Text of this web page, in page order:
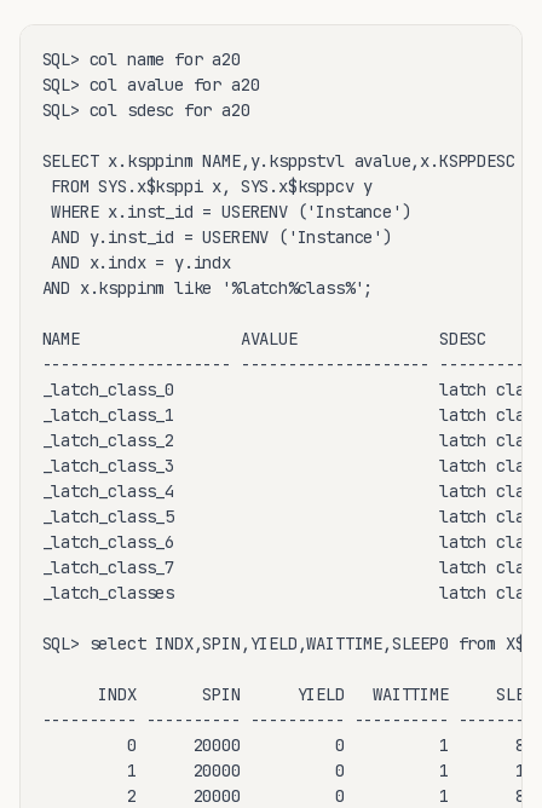
SQL> col name for a20
SQL> col avalue for a20
SQL> col sdesc for a20
SELECT x.ksppinm NAME,y.ksppstvl avalue,x.KSPPDESC
FROM SYS.x$ksppi x, SYS.x$ksppcv y
WHERE x.inst_id = USERENV ('Instance')
AND y.inst_id = USERENV ('Instance')
AND x.indx = y.indx
AND x.ksppinm like '%latch%class%';
NAME                 AVALUE               SDESC
-------------------- --------------------
_latch_class_0                            latch
_latch_class_1                            latch
_latch_class_2                            latch
_latch_class_3                            latch
_latch_class_4                            latch
_latch_class_5                            latch
_latch_class_6                            latch
_latch_class_7                            latch
_latch_classes                            latch
SQL> select INDX,SPIN,YIELD,WAITTIME,SLEEP0 from
INDX       SPIN      YIELD   WAITTIME
---------- ---------- ---------- ----------
0      20000          0          1
1      20000          0          1
2      20000          0          1